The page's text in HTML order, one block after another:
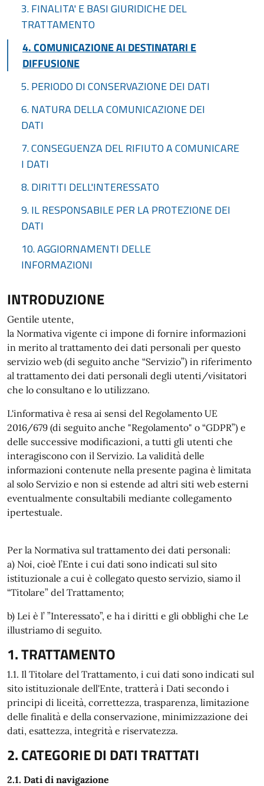
3. FINALITA' E BASI GIURIDICHE DEL
TRATTAMENTO
4. COMUNICAZIONE AI DESTINATARI E
DIFFUSIONE
5. PERIODO DI CONSERVAZIONE DEI DATI
6. NATURA DELLA COMUNICAZIONE DEI
DATI
7. CONSEGUENZA DEL RIFIUTO A COMUNICARE
I DATI
8. DIRITTI DELL'INTERESSATO
9. IL RESPONSABILE PER LA PROTEZIONE DEI
DATI
10. AGGIORNAMENTI DELLE
INFORMAZIONI
INTRODUZIONE
Gentile utente,
la Normativa vigente ci impone di fornire informazioni
in merito al trattamento dei dati personali per questo
servizio web (di seguito anche “Servizio”) in riferimento
al trattamento dei dati personali degli utenti/visitatori
che lo consultano e lo utilizzano.
L'informativa è resa ai sensi del Regolamento UE
2016/679 (di seguito anche "Regolamento" o “GDPR”) e
delle successive modificazioni, a tutti gli utenti che
interagiscono con il Servizio. La validità delle
informazioni contenute nella presente pagina è limitata
al solo Servizio e non si estende ad altri siti web esterni
eventualmente consultabili mediante collegamento
ipertestuale.
Per la Normativa sul trattamento dei dati personali:
a) Noi, cioè l’Ente i cui dati sono indicati sul sito
istituzionale a cui è collegato questo servizio, siamo il
“Titolare” del Trattamento;
b) Lei è l’ ”Interessato”, e ha i diritti e gli obblighi che Le
illustriamo di seguito.
1. TRATTAMENTO
1.1. Il Titolare del Trattamento, i cui dati sono indicati sul
sito istituzionale dell'Ente, tratterà i Dati secondo i
principi di liceità, correttezza, trasparenza, limitazione
delle finalità e della conservazione, minimizzazione dei
dati, esattezza, integrità e riservatezza.
2. CATEGORIE DI DATI TRATTATI
2.1. Dati di navigazione